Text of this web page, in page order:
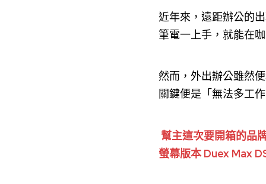
近年來，遠距辦公的
筆電一上手，就能在
然而，外出辦公雖然
關鍵便是「無法多工
幫主這次要開箱的品
螢幕版本 Duex Max